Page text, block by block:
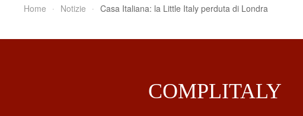
Home Notizie Casa Italiana: la Little Italy perduta di Londra
COMPLITALY